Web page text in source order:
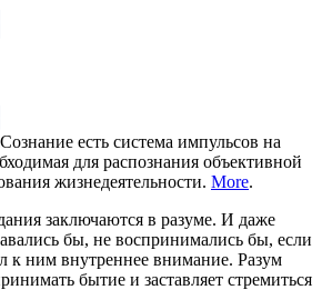
Сознание есть система импульсов на
для распознания объективной
жизнедеятельности. More.
заключаются в разуме. И даже
бы, не воспринимались бы, если
к ним внутреннее внимание. Разум
бытие и заставляет стремиться